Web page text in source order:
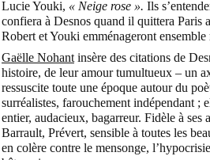
Lucie Youki, « Neige rose ». Ils
confiera à Desnos quand il quittera Paris
Robert et Youki emménageront
Gaëlle Nohant insère des citations de
histoire, de leur amour tumultueux – un
ressuscite toute une époque autour du
surréalistes, farouchement indépendant ;
entier, audacieux, bagarreur. Fidèle à ses
Barrault, Prévert, sensible à toutes les
en colère contre le mensonge,